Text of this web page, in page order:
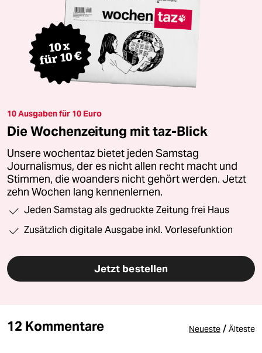
10 Ausgaben für 10 Euro
Die Wochenzeitung mit taz-Blick
Unsere wochentaz bietet jeden Samstag
Journalismus, der es nicht allen recht macht und
Stimmen, die woanders nicht gehört werden. Jetzt
zehn Wochen lang kennenlernen.
Jeden Samstag als gedruckte Zeitung frei Haus
Zusätzlich digitale Ausgabe inkl. Vorlesefunktion
Jetzt bestellen
12 Kommentare Neueste / Älteste